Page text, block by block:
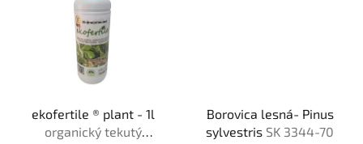
ekofertile ® plant - 1l
organický tekutý
Borovica lesná- Pinus
sylvestris SK 3344-70